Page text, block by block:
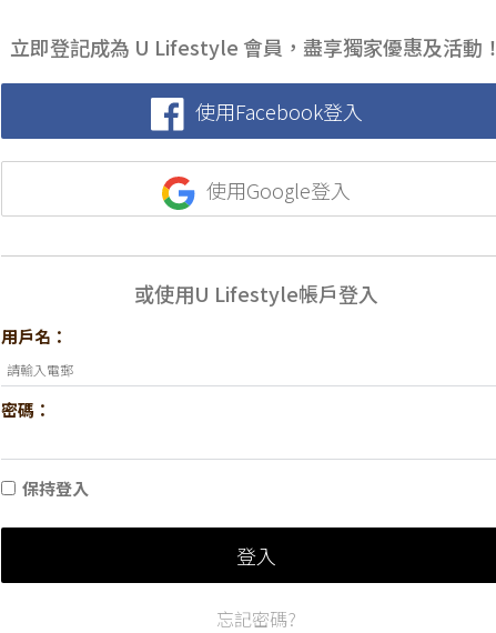
立即登記成為 U Lifestyle 會員，盡享獨家優惠及活動！
使用Facebook登入
使用Google登入
或使用U Lifestyle帳戶登入
用戶名：
密碼：
保持登入
登入
忘記密碼?